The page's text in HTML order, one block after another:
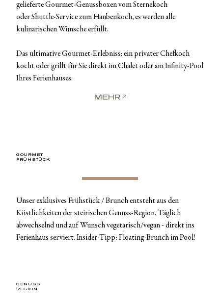
gelieferte Gourmet-Genussboxen vom Sternekoch
oder Shuttle-Service zum Haubenkoch, es werden alle
kulinarischen Wünsche erfüllt.
Das ultimative Gourmet-Erlebniss: ein privater Chefkoch
kocht oder grillt für Sie direkt im Chalet oder am Infinity-Pool
Ihres Ferienhauses.
MEHR
GOURMET
FRÜHSTÜCK
Unser exklusives Frühstück / Brunch entsteht aus den
Köstlichkeiten der steirischen Genuss-Region. Täglich
abwechselnd und auf Wunsch vegetarisch/vegan - direkt ins
Ferienhaus serviert. Insider-Tipp: Floating-Brunch im Pool!
GENUSS
REGION